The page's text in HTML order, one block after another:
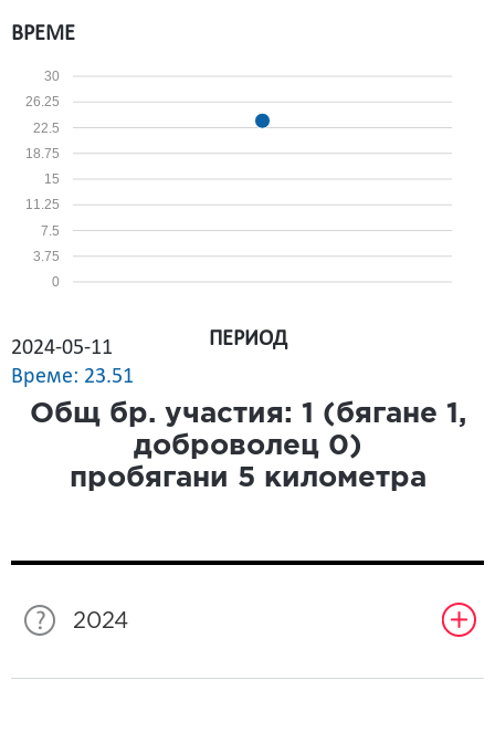
ВРЕМЕ
0
3.75
7.5
11.25
15
18.75
22.5
26.25
30
2024-05-11
Време: 23.51
ПЕРИОД
Общ бр. участия: 1 (бягане 1 ,
доброволец 0)
пробягани 5 километра
2024